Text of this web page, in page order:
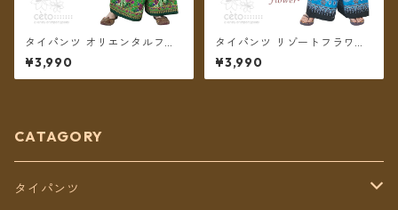
タイパンツ オリエンタルフラ
ワー 6カラー リゾパン No.8
ロング丈【メール便送料無
料】
¥3,990
タイパンツ リゾートフラワー
プリント 6カラー リゾパン ロ
ング丈【メール便送料無料】
¥3,990
CATAGORY
タイパンツ